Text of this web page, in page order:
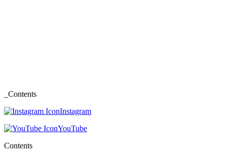
_Contents
Instagram
YouTube
Contents